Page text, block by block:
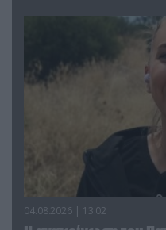
04.08.2026 | 13:02